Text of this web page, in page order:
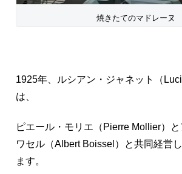
焼きたてのマドレーヌ
1925年、ルシアン・ジャネット（
は、
ピエール・モリエ（Pierre Mollier）
ワセル（Albert Boissel）と共同経営
ます。